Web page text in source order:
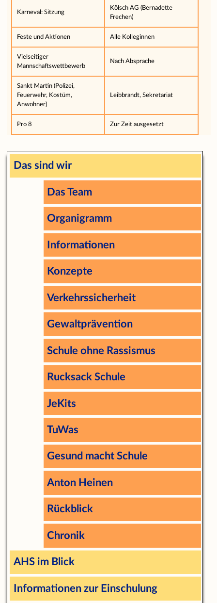
Karneval: Sitzung
Kölsch AG (Bernadette
Frechen)
Feste und Aktionen Alle Kolleginnen
Vielseitiger
Mannschaftswettbewerb
Nach Absprache
Sankt Martin (Polizei,
Feuerwehr, Kostüm,
Anwohner)
Leibbrandt, Sekretariat
Pro 8 Zur Zeit ausgesetzt
Das sind wir
Das Team
Organigramm
Informationen
Konzepte
Verkehrssicherheit
Gewaltprävention
Schule ohne Rassismus
Rucksack Schule
JeKits
TuWas
Gesund macht Schule
Anton Heinen
Rückblick
Chronik
AHS im Blick
Informationen zur Einschulung